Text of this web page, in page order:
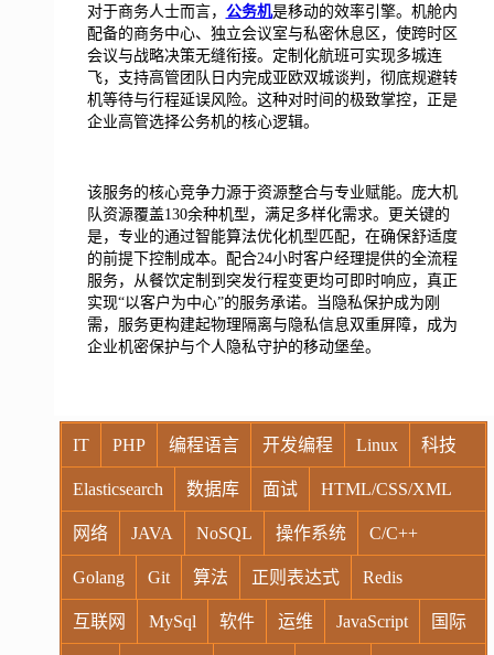
对于商务人士而言， 公务机是移动的效率引擎。机舱内
配备的商务中心、独立会议室与私密休息区，使跨时区
会议与战略决策无缝衔接。定制化航班可实现多城连
飞，支持高管团队日内完成亚欧双城谈判，彻底规避转
机等待与行程延误风险。这种对时间的极致掌控，正是
企业高管选择公务机的核心逻辑。
该服务的核心竞争力源于资源整合与专业赋能。庞大机
队资源覆盖130余种机型，满足多样化需求。更关键的
是，专业的通过智能算法优化机型匹配，在确保舒适度
的前提下控制成本。配合24小时客户经理提供的全流程
服务，从餐饮定制到突发行程变更均可即时响应，真正
实现“以客户为中心”的服务承诺。当隐私保护成为刚
需，服务更构建起物理隔离与隐私信息双重屏障，成为
企业机密保护与个人隐私守护的移动堡垒。
IT PHP 编程语言 开发编程 Linux 科技
Elasticsearch 数据库 面试 HTML/CSS/XML
网络 JAVA NoSQL 操作系统 C/C++
Golang Git 算法 正则表达式 Redis
互联网 MySql 软件 运维 JavaScript 国际